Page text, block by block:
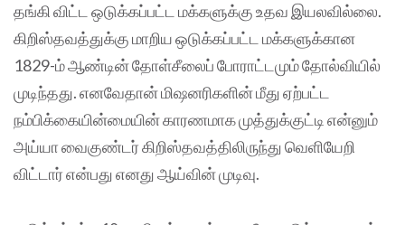
தங்கி விட்ட ஒடுக்கப்பட்ட மக்களுக்கு உதவ இயலவில்லை.
கிறிஸ்தவத்துக்கு மாறிய ஒடுக்கப்பட்ட மக்களுக்கான
1829-ம் ஆண்டின் தோள்சீலைப் போராட்டமும் தோல்வியில்
முடிந்தது. எனவேதான் மிஷனரிகளின் மீது ஏற்பட்ட
நம்பிக்கையின்மையின் காரணமாக முத்துக்குட்டி என்னும்
அய்யா வைகுண்டர் கிறிஸ்தவத்திலிருந்து வெளியேறி
விட்டார் என்பது எனது ஆய்வின் முடிவு.